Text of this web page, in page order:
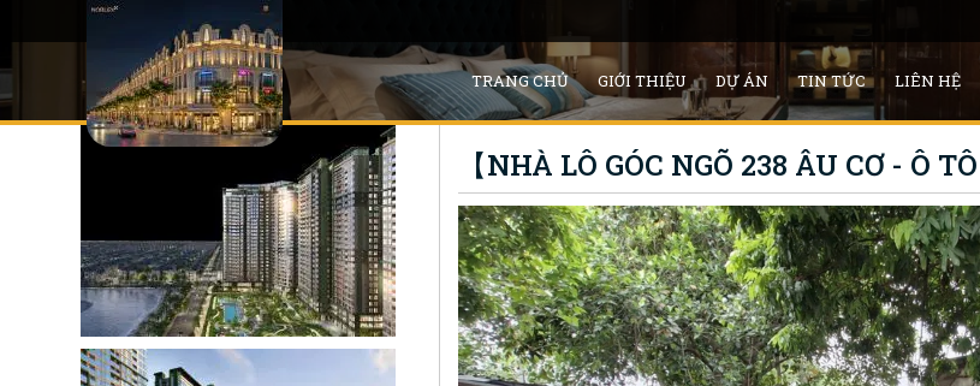
TRANG CHỦ GIỚI THIỆU DỰ ÁN TIN TỨC LIÊN HỆ
【NHÀ LÔ GÓC NGÕ 238 ÂU CƠ - Ô